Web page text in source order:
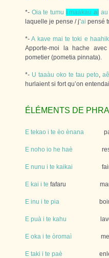
*- Oia te tumu i maakau ai au
laquelle je pense / j’ai pensé
*-A kave mai te toki e
Apporte-moi la hache
pometier (pometia pinnata).
*- U taaàu oko te tau peto,aê
hurlaient si fort qu’on
ÉLÉMENTS DE
E tekao i te èo ènana
E noho io he haè
E nunu i te kaikai faire la
E kai i te fafaru
E inu i te pia boire de
E puà i te kahu laver
E oka i te òromaì mettre
E taki i te paè enlever